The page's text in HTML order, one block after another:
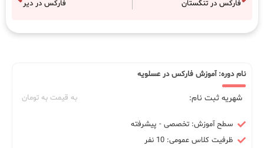
فارکس در تنگستان فارکس در دیر
نام دوره: آموزش فارکس در عسلویه
شهریه ثبت نام: به قیمت به تومان
سطح آموزش: تخصصی - پیشرفته
ظرفیت کلاس عمومی: 10 نفر